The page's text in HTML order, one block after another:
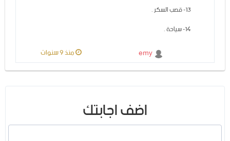
13- قصب السكر .
14- سياحة .
emy منذ 9 سنوات
اضف اجابتك